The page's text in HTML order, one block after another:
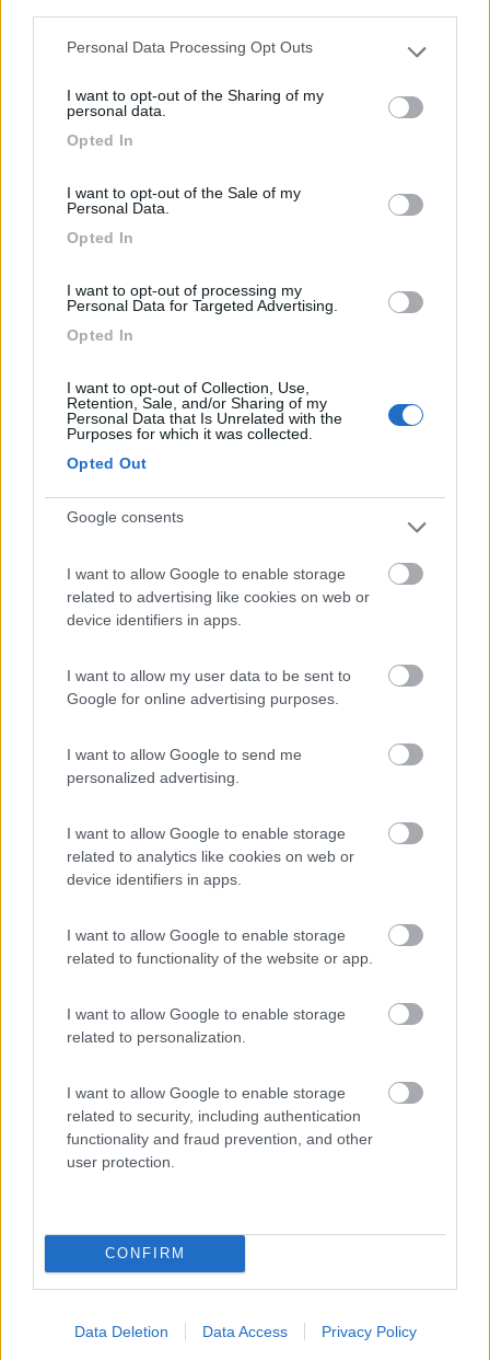
Please note that this website/app uses one or more Google
not limited to your visit or usage behaviour. You may click to
grant or deny consent to Google and its third-party tags to
use your data for below specified purposes in below Google
Personal Data Processing Opt Outs
I want to opt-out of the Sharing of my
personal data.
Opted In
I want to opt-out of the Sale of my
Personal Data.
Opted In
I want to opt-out of processing my
Personal Data for Targeted Advertising.
Opted In
I want to opt-out of Collection, Use,
Retention, Sale, and/or Sharing of my
Personal Data that Is Unrelated with the
Purposes for which it was collected.
Opted Out
Google consents
I want to allow Google to enable storage
related to advertising like cookies on web or
device identifiers in apps.
I want to allow my user data to be sent to
Google for online advertising purposes.
I want to allow Google to send me
personalized advertising.
I want to allow Google to enable storage
related to analytics like cookies on web or
device identifiers in apps.
I want to allow Google to enable storage
related to functionality of the website or app.
I want to allow Google to enable storage
related to personalization.
I want to allow Google to enable storage
related to security, including authentication
functionality and fraud prevention, and other
user protection.
CONFIRM
Data Deletion Data Access Privacy Policy
Agricampeggio La Luna e i Falò
Servizi / Posizione
Sulle colline della Lunigiana, a circa 1 km dal paese di ...
Pontremoli (MS) - 43.2km
Strada per Careola, 20
Area di sosta (AA)
8,3 3
Servizi / Posizione
Piccolo agricampeggio con 8 piazzole servite da
Marliana (PT) - 44.7km
Via delle Croci, 11A - Fraz. Casore del Monte